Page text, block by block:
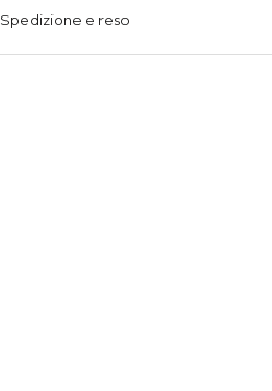
Spedizione e reso